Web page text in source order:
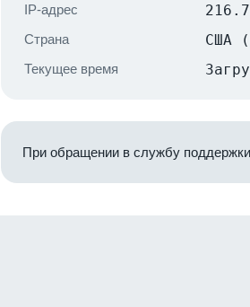
IP-адрес
Страна США
Текущее время
При обращении в службу